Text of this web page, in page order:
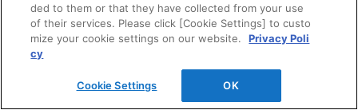
建築・設計関係者様向けサイト
ユーザー登録サービス
WEB見積システム
ded to them or that they have collected from your use
of their services. Please click [Cookie Settings] to custo
mize your cookie settings on our website.
Privacy Poli
cy
Cookie Settings OK